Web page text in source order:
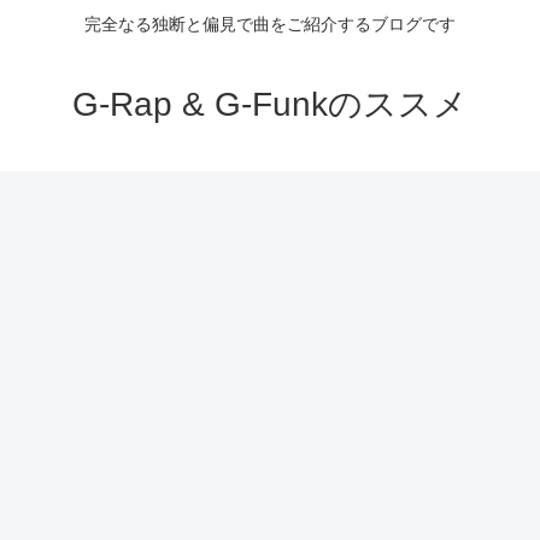
完全なる独断と偏見で曲をご紹介するブログです
G-Rap & G-Funkのススメ